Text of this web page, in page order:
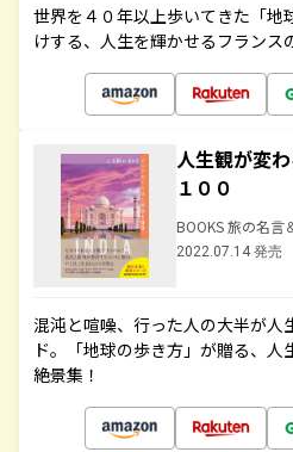
世界を４０年以上歩いてきた「地
けする、人生を輝かせるフランス
人生観が変
１００
BOOKS 旅の名言
2022.07.14 発売
混沌と喧噪、行った人の大半が人
ド。「地球の歩き方」が贈る、
絶景集！